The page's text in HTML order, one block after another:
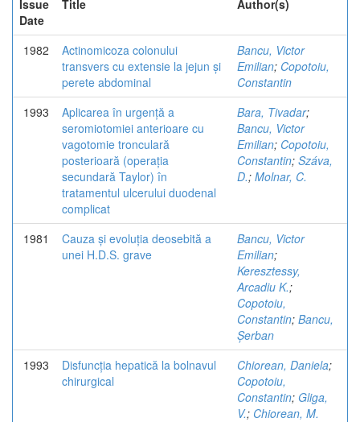
Issue
Date
Title Author(s)
1982
Actinomicoza colonului
transvers cu extensie la jejun și
perete abdominal
Bancu, Victor
Emilian; Copotoiu,
Constantin
1993
Aplicarea în urgență a
seromiotomiei anterioare cu
vagotomie tronculară
posterioară (operația
secundară Taylor) în
tratamentul ulcerului duodenal
complicat
Bara, Tivadar;
Bancu, Victor
Emilian; Copotoiu,
Constantin; Száva,
D.; Molnar, C.
1981
Cauza și evoluția deosebită a
unei H.D.S. grave
Bancu, Victor
Emilian;
Keresztessy,
Arcadiu K.;
Copotoiu,
Constantin; Bancu,
Șerban
1993
Disfuncția hepatică la bolnavul
chirurgical
Chiorean, Daniela;
Copotoiu,
Constantin; Gliga,
V.; Chiorean, M.